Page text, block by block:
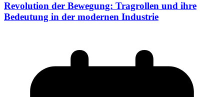
Revolution der Bewegung: Tragrollen und ihre
Bedeutung in der modernen Industrie